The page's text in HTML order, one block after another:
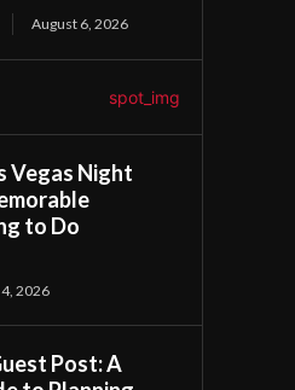
August 6, 2026
Vegas Night
to Do
2026
Post: A